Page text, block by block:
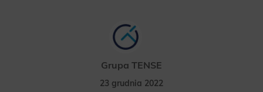
Grupa TENSE
23 grudnia 2022